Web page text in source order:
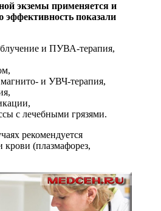
экземы применяется и
показали
и ПУВА-терапия,
и УВЧ-терапия,
с лечебными грязями.
рекомендуется
крови (плазмафорез,